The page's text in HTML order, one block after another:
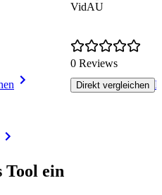
VidAU
0 Reviews
Direkt vergleichen
Tool ein